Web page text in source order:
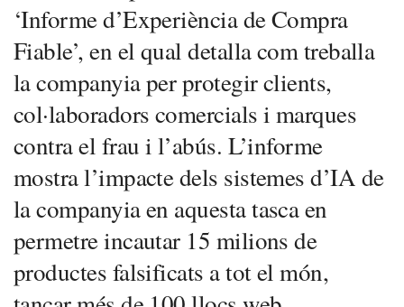
‘Informe d’Experiència de Compra
Fiable’, en el qual detalla com treballa
la companyia per protegir clients,
col·laboradors comercials i marques
contra el frau i l’abús. L’informe
mostra l’impacte dels sistemes d’IA de
la companyia en aquesta tasca en
permetre incautar 15 milions de
productes falsificats a tot el món,